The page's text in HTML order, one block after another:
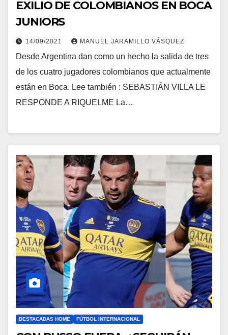
EXILIO DE COLOMBIANOS EN BOCA
JUNIORS
14/09/2021 MANUEL JARAMILLO VÁSQUEZ
Desde Argentina dan como un hecho la salida de tres
de los cuatro jugadores colombianos que actualmente
están en Boca. Lee también : SEBASTIÁN VILLA LE
RESPONDE A RIQUELME La…
DESTACADAS HOME FÚTBOL INTERNACIONAL